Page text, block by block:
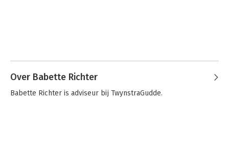
Over Babette Richter
Babette Richter is adviseur bij TwynstraGudde.